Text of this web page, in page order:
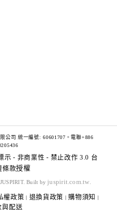
公司 統一編號: 60601707。電聯+886
示 - 非商業性 - 禁止改作 3.0 台
條款授權
Built by juspirit.com.tw
權政策 | 退換貨政策 | 購物須知 |
與配送